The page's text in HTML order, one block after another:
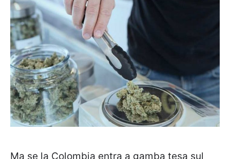
Ma se la Colombia entra a gamba tesa sul